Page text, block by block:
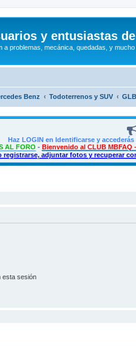
y entusiastas
problemas, mecánica, quedadas, y mucho
Benz Todoterrenos y SUV
Haz LOGIN en Identificarse y
AL FORO - Bienvenido al CLUB MBFAQ
registrarse, adjuntar fotos y recuperar
esta sesión